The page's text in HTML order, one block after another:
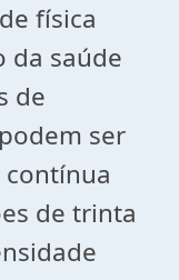
física
da saúde
de
ser
de trinta